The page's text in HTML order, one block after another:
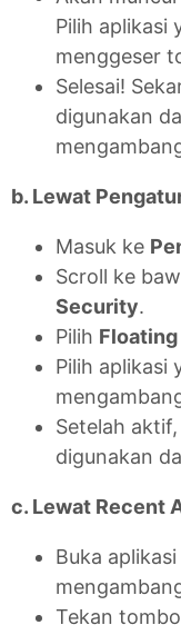
Pilih aplikasi
menggeser
Selesai!
digunakan
b. Lewat
Masuk ke
Scroll ke
Security.
Pilih
Pilih aplikasi
Setelah
digunakan
c. Lewat Recent
Buka
Tekan